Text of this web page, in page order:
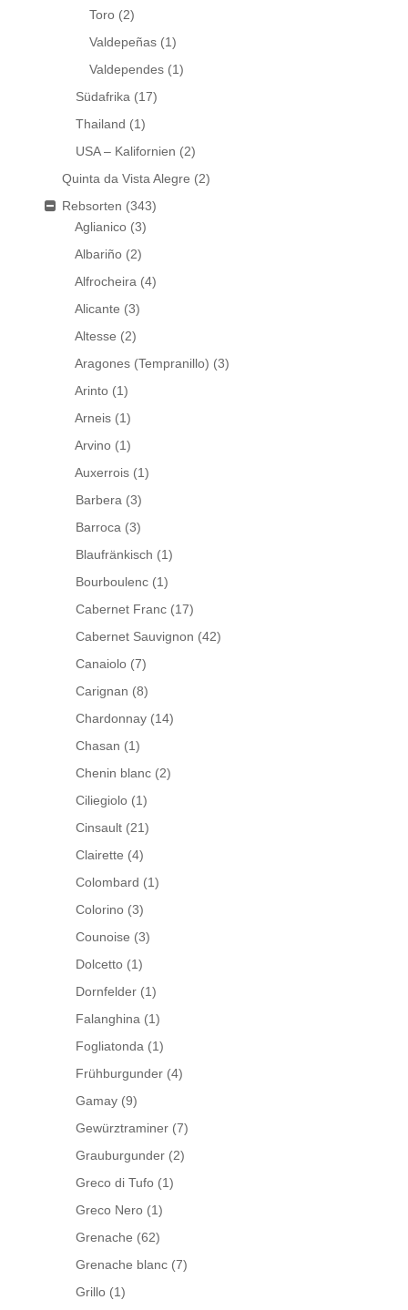
Toro (2)
Valdepeñas (1)
Valdependes (1)
Südafrika (17)
Thailand (1)
USA – Kalifornien (2)
Quinta da Vista Alegre (2)
Rebsorten (343)
Aglianico (3)
Albariño (2)
Alfrocheira (4)
Alicante (3)
Altesse (2)
Aragones (Tempranillo) (3)
Arinto (1)
Arneis (1)
Arvino (1)
Auxerrois (1)
Barbera (3)
Barroca (3)
Blaufränkisch (1)
Bourboulenc (1)
Cabernet Franc (17)
Cabernet Sauvignon (42)
Canaiolo (7)
Carignan (8)
Chardonnay (14)
Chasan (1)
Chenin blanc (2)
Ciliegiolo (1)
Cinsault (21)
Clairette (4)
Colombard (1)
Colorino (3)
Counoise (3)
Dolcetto (1)
Dornfelder (1)
Falanghina (1)
Fogliatonda (1)
Frühburgunder (4)
Gamay (9)
Gewürztraminer (7)
Grauburgunder (2)
Greco di Tufo (1)
Greco Nero (1)
Grenache (62)
Grenache blanc (7)
Grillo (1)